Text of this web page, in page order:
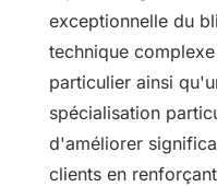
exceptionnelle du
technique
particulier ainsi
spécialisation
d'améliorer
clients en